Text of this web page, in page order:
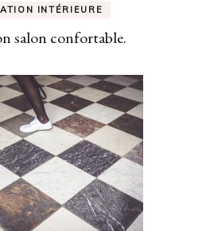
INTÉRIEURE
salon confortable.